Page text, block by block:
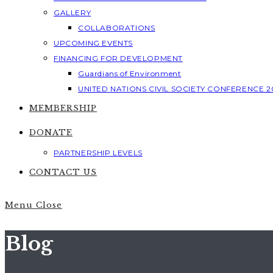
GALLERY
COLLABORATIONS
UPCOMING EVENTS
FINANCING FOR DEVELOPMENT
Guardians of Environment
UNITED NATIONS CIVIL SOCIETY CONFERENCE
MEMBERSHIP
DONATE
PARTNERSHIP LEVELS
CONTACT US
Menu Close
Blog